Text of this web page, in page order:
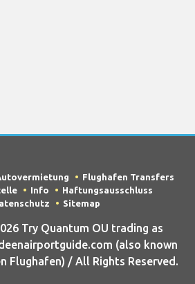
Flughafen Transfers
Info
Haftungsausschluss
Sitemap
Try Quantum OU trading as
(also known
Flughafen) / All Rights Reserved.